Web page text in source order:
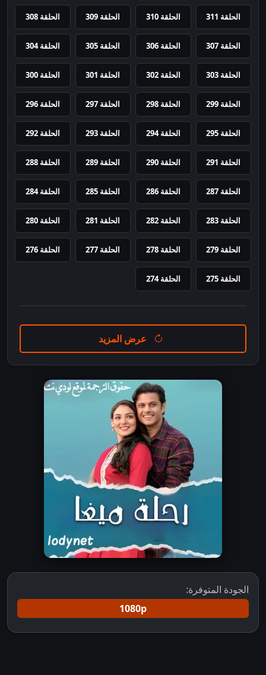
الحلقة 311 الحلقة 310 الحلقة 309 الحلقة 308
الحلقة 307 الحلقة 306 الحلقة 305 الحلقة 304
الحلقة 303 الحلقة 302 الحلقة 301 الحلقة 300
الحلقة 299 الحلقة 298 الحلقة 297 الحلقة 296
الحلقة 295 الحلقة 294 الحلقة 293 الحلقة 292
الحلقة 291 الحلقة 290 الحلقة 289 الحلقة 288
الحلقة 287 الحلقة 286 الحلقة 285 الحلقة 284
الحلقة 283 الحلقة 282 الحلقة 281 الحلقة 280
الحلقة 279 الحلقة 278 الحلقة 277 الحلقة 276
الحلقة 275 الحلقة 274
عرض المزيد
الجودة المتوفرة:
1080p